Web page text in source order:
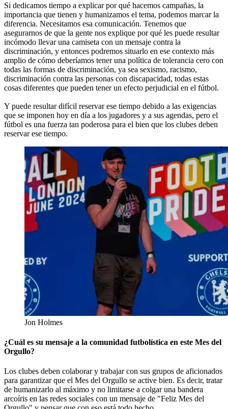
Si dedicamos tiempo a explicar por qué hacemos campañas, la
importancia que tienen y humanizamos el tema, podemos marcar la
diferencia. Necesitamos esa comunicación. Tenemos que
asegurarnos de que la gente nos explique por qué les puede resultar
incómodo llevar una camiseta con un mensaje contra la
discriminación, y entonces podremos situarlo en ese contexto más
amplio de cómo deberíamos tener una política de tolerancia cero con
todas las formas de discriminación, ya sea sexismo, racismo,
discriminación contra las personas con discapacidad, todas estas
cosas diferentes que pueden tener un efecto perjudicial en el fútbol.
Y puede resultar difícil reservar ese tiempo debido a las exigencias
que se imponen hoy en día a los jugadores y a sus agendas, pero el
fútbol es una fuerza tan poderosa para el bien que los clubes deben
reservar ese tiempo.
Jon Holmes
¿Cuál es su mensaje a la comunidad futbolística en este Mes del
Orgullo?
Los clubes deben colaborar y trabajar con sus grupos de aficionados
para garantizar que el Mes del Orgullo se active bien. Es decir, tratar
de humanizarlo al máximo y no limitarse a colgar una bandera
arcoíris en las redes sociales con un mensaje de "Feliz Mes del